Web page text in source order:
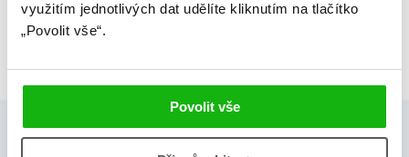
využitím jednotlivých dat udělíte kliknutím na tlačítko
„Povolit vše“.
Povolit vše